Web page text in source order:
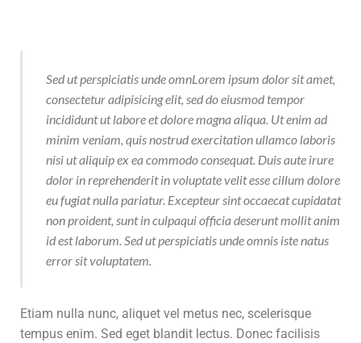
Sed ut perspiciatis unde omnLorem ipsum dolor sit amet,
consectetur adipisicing elit, sed do eiusmod tempor
incididunt ut labore et dolore magna aliqua. Ut enim ad
minim veniam, quis nostrud exercitation ullamco laboris
nisi ut aliquip ex ea commodo consequat. Duis aute irure
dolor in reprehenderit in voluptate velit esse cillum dolore
eu fugiat nulla pariatur. Excepteur sint occaecat cupidatat
non proident, sunt in culpaqui officia deserunt mollit anim
id est laborum. Sed ut perspiciatis unde omnis iste natus
error sit voluptatem.
Etiam nulla nunc, aliquet vel metus nec, scelerisque
tempus enim. Sed eget blandit lectus. Donec facilisis